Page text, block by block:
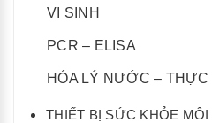
VI SINH
PCR – ELISA
HÓA LÝ NƯỚC – THỰC
THIẾT BỊ SỨC KHỎE